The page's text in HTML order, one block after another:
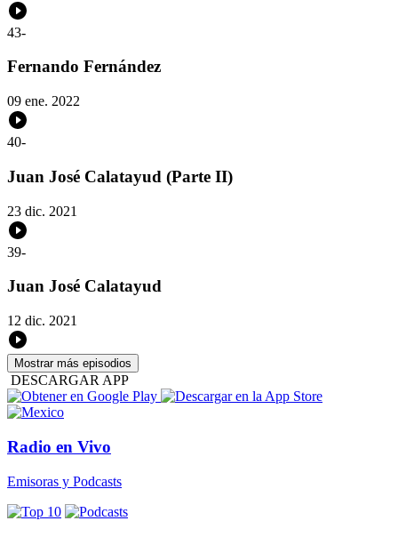
43-
Fernando Fernández
09 ene. 2022
40-
Juan José Calatayud (Parte II)
23 dic. 2021
39-
Juan José Calatayud
12 dic. 2021
Mostrar más episodios
DESCARGAR APP
Radio en Vivo
Emisoras y Podcasts